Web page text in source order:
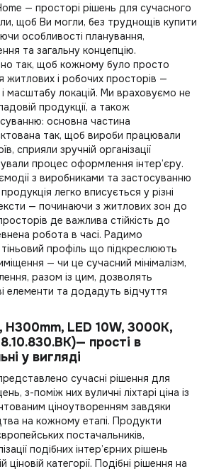
— просторі рішень для сучасного
щоб Ви могли, без труднощів купити
особливості планування,
та загальну концепцію.
так, щоб кожному було просто
і робочих просторів —
масштабу локацій. Ми враховуємо не
продукції, а також
основна частина
так, щоб вироби працювали
сприяли зручній організації
процес оформлення інтер’єру.
з виробниками та застосуванню
легко вписується у різні
— починаючи з житлових зон до
де важлива стійкість до
робота в часі. Радимо
тіньовий профіль що підкреслюють
— чи це сучасний мінімалізм,
разом із цим, дозволять
елементи та додадуть відчуття
H300mm, LED 10W, 3000К,
прості в
у вигляді
сучасні рішення для
з-поміж них вуличні ліхтарі ціна із
ціноутворенням завдяки
на кожному етапі. Продукти
постачальників,
подібних інтер’єрних рішень
категорії. Подібні рішення на